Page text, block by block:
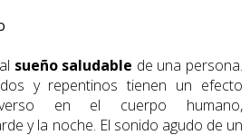
sueño saludable de una persona.
y repentinos tienen un efecto
en el cuerpo humano,
y la noche. El sonido agudo de un